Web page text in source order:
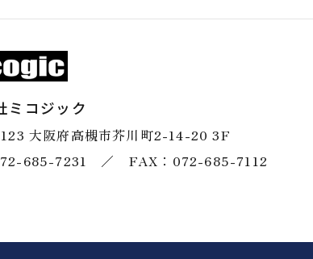
ミコジック
​​​​​​​大阪府高槻市芥川町2-14-20 3F
685-7231
／ ​​​​​​​FAX：072-685-7112